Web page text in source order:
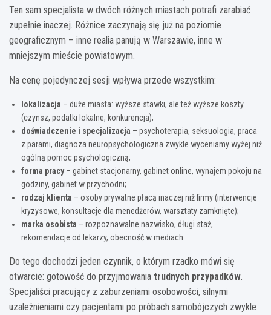
Ten sam specjalista w dwóch różnych miastach potrafi zarabiać
zupełnie inaczej. Różnice zaczynają się już na poziomie
geograficznym – inne realia panują w Warszawie, inne w
mniejszym mieście powiatowym.
Na cenę pojedynczej sesji wpływa przede wszystkim:
lokalizacja – duże miasta: wyższe stawki, ale też wyższe koszty
(czynsz, podatki lokalne, konkurencja);
doświadczenie i specjalizacja – psychoterapia, seksuologia, praca
z parami, diagnoza neuropsychologiczna zwykle wyceniamy wyżej niż
ogólną pomoc psychologiczną;
forma pracy– gabinet stacjonarny, gabinet online, wynajem pokoju na
godziny, gabinet w przychodni;
rodzaj klienta – osoby prywatne płacą inaczej niż firmy (interwencje
kryzysowe, konsultacje dla menedżerów, warsztaty zamknięte);
marka osobista – rozpoznawalne nazwisko, długi staż,
rekomendacje od lekarzy, obecność w mediach.
Do tego dochodzi jeden czynnik, o którym rzadko mówi się
otwarcie: gotowość do przyjmowania trudnych przypadków.
Specjaliści pracujący z zaburzeniami osobowości, silnymi
uzależnieniami czy pacjentami po próbach samobójczych zwykle